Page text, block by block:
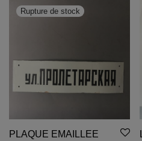
PLAQUE EMAILLEE